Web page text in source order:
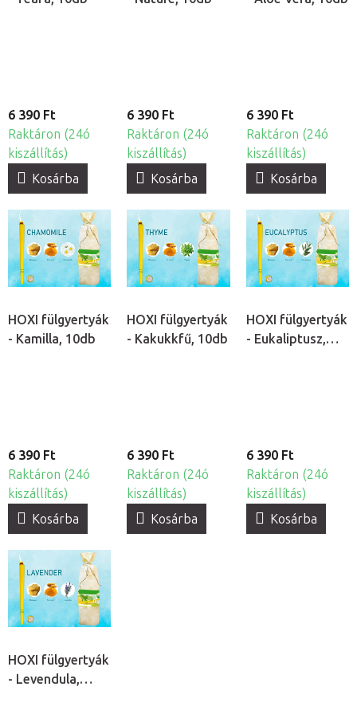
6 390 Ft
Raktáron (24ó
kiszállítás)
Kosárba
6 390 Ft
Raktáron (24ó
kiszállítás)
Kosárba
6 390 Ft
Raktáron (24ó
kiszállítás)
Kosárba
HOXI fülgyertyák
- Kamilla, 10db
6 390 Ft
Raktáron (24ó
kiszállítás)
Kosárba
HOXI fülgyertyák
- Kakukkfű, 10db
6 390 Ft
Raktáron (24ó
kiszállítás)
Kosárba
HOXI fülgyertyák
- Eukaliptusz,
6 390 Ft
Raktáron (24ó
kiszállítás)
Kosárba
HOXI fülgyertyák
- Levendula,